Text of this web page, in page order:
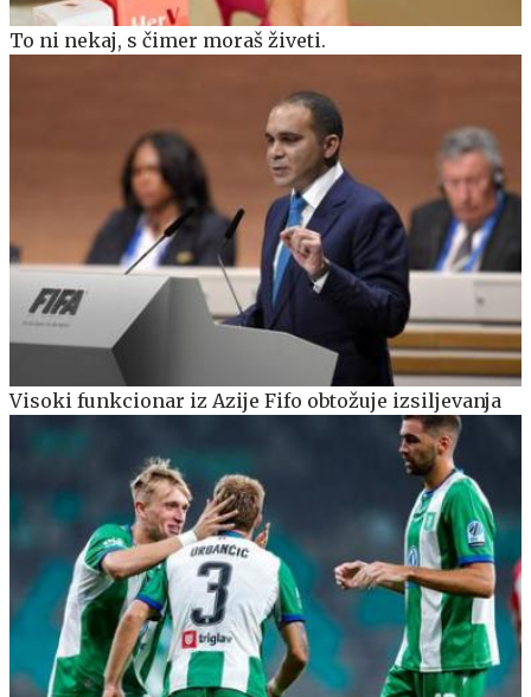
To ni nekaj, s čimer moraš živeti.
Visoki funkcionar iz Azije Fifo obtožuje izsiljevanja